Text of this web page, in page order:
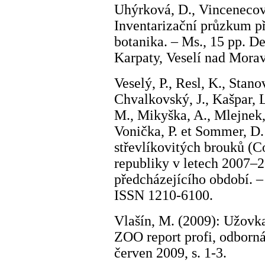
Uhýrková, D.,
Inventarizační průzkum
botanika. – Ms., 15 pp.
Karpaty, Veselí nad
Veselý, P., Resl, K.,
Chvalkovský, J., Kašpar,
M., Mikyška, A.,
Vonička, P. et Sommer,
střevlíkovitých brouků
republiky v letech
předcházejícího období.
ISSN 1210-6100.
Vlašín, M. (2009):
ZOO report profi,
červen 2009, s. 1-3.